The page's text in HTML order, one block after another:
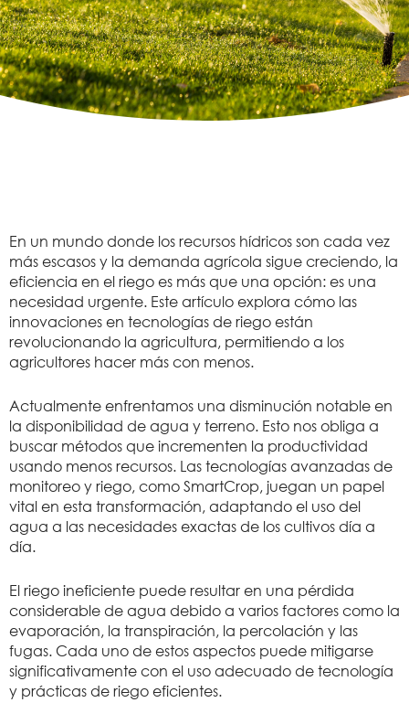
En un mundo donde los recursos hídricos son cada vez
más escasos y la demanda agrícola sigue creciendo, la
eficiencia en el riego es más que una opción: es una
necesidad urgente. Este artículo explora cómo las
innovaciones en tecnologías de riego están
revolucionando la agricultura, permitiendo a los
agricultores hacer más con menos.
Actualmente enfrentamos una disminución notable en
la disponibilidad de agua y terreno. Esto nos obliga a
buscar métodos que incrementen la productividad
usando menos recursos. Las tecnologías avanzadas de
monitoreo y riego, como SmartCrop, juegan un papel
vital en esta transformación, adaptando el uso del
agua a las necesidades exactas de los cultivos día a
día.
El riego ineficiente puede resultar en una pérdida
considerable de agua debido a varios factores como la
evaporación, la transpiración, la percolación y las
fugas. Cada uno de estos aspectos puede mitigarse
significativamente con el uso adecuado de tecnología
y prácticas de riego eficientes.